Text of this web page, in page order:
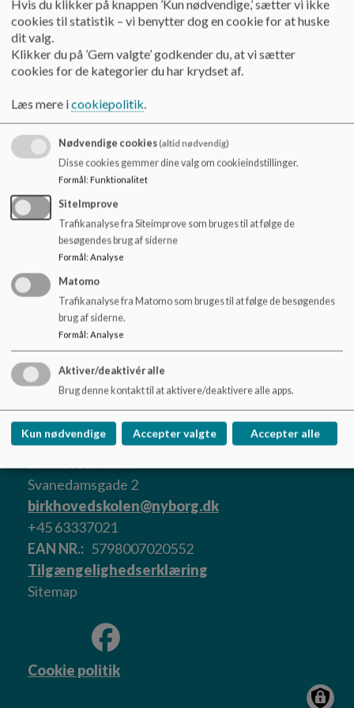
endnu stærkere evaluerings- og opfølgningskultur i
folkeskolen
Der er fokus på øgede muligheder for skoler og
kommuner at arbejde
på nye måder
samarbejde er i højsædet, og hvor dialogen og
samarbejdet er præget af tillid og engagement
Skoleudviklingssamtaler i Nyborg kommune foregår på den
enkelte folkeskole og deltagere er skoleledelsen på skolen,
skolechefen samt konsulenter.
Udviklingssamtalen tager udgangspunkt i en samtaleskabelon
som anvendes på alle skoler.
Referat og aftaler:
Der udfærdiges et referat- og aftaledokument, som er udtryk
for de konkrete aftaler mellem den kommunale forvaltning og
skolens ledelse.
Svanedamsgade 2
birkhovedskolen@nyborg.dk
+45 63337021
EAN NR.
5798007020552
Tilgængelighedserklæring
Sitemap
Cookie politik
Hvis du klikker på knappen ’Kun nødvendige,’ sætter vi ikke
cookies til statistik – vi benytter dog en cookie for at huske
dit valg.
Klikker du på ’Gem valgte’ godkender du, at vi sætter
cookies for de kategorier du har krydset af.
Læs mere icookiepolitik.
Nødvendige cookies(altid nødvendig)
Disse cookies gemmer dine valg om cookieindstillinger.
Formål: Funktionalitet
SiteImprove
Trafikanalyse fra Siteimprove som bruges til at følge de
besøgendes brug af siderne
Formål: Analyse
Matomo
Trafikanalyse fra Matomo som bruges til at følge de besøgendes
brug af siderne.
Formål: Analyse
Aktiver/deaktivér alle
Brug denne kontakt til at aktivere/deaktivere alle apps.
Kun nødvendige Accepter valgte Accepter alle